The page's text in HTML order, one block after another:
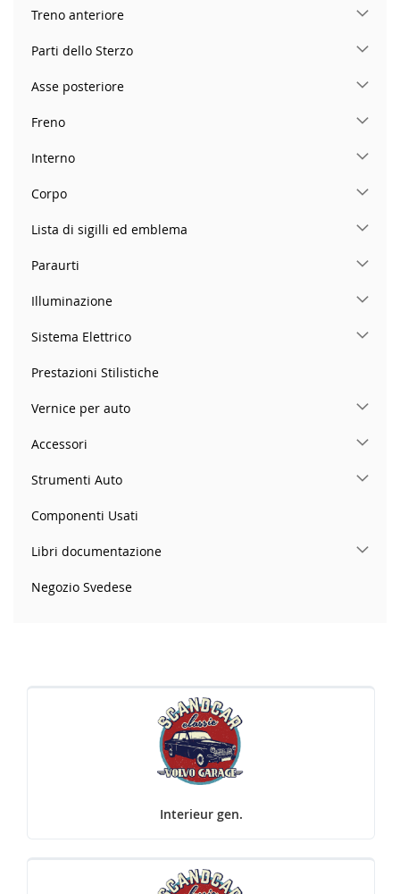
Interieur gen.
Treno anteriore
Parti dello Sterzo
Asse posteriore
Freno
Interno
Corpo
Lista di sigilli ed emblema
Paraurti
Illuminazione
Sistema Elettrico
Prestazioni Stilistiche
Vernice per auto
Accessori
Strumenti Auto
Componenti Usati
Libri documentazione
Negozio Svedese